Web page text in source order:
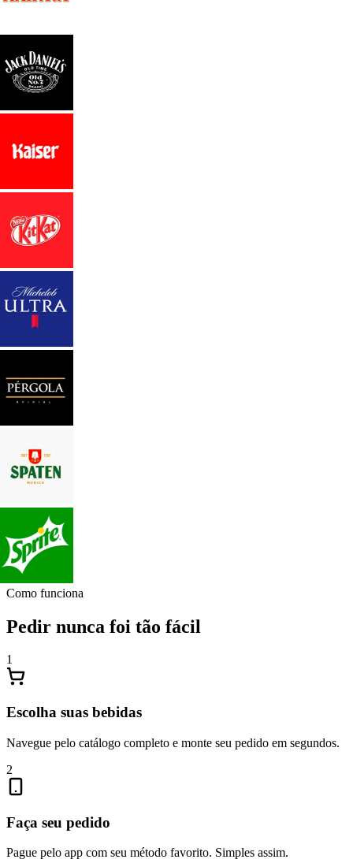
Como funciona
Pedir nunca foi tão fácil
1
Escolha suas bebidas
Navegue pelo catálogo completo e monte seu pedido em segundos.
2
Faça seu pedido
Pague pelo app com seu método favorito. Simples assim.